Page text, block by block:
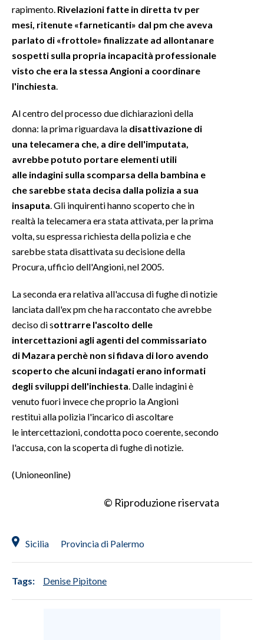
rapimento. Rivelazioni fatte in diretta tv per
mesi, ritenute «farneticanti» dal pm che aveva
parlato di «frottole» finalizzate ad allontanare
sospetti sulla propria incapacità professionale
visto che era la stessa Angioni a coordinare
l'inchiesta
Al centro del processo due dichiarazioni della
donna: la prima riguardava la disattivazione di
una telecamera che, a dire dell'imputata,
avrebbe potuto portare elementi utili
alle indagini sulla scomparsa della bambina e
che sarebbe stata decisa dalla polizia a sua
insaputa . Gli inquirenti hanno scoperto che in
realtà la telecamera era stata attivata, per la prima
volta, su espressa richiesta della polizia e che
sarebbe stata disattivata su decisione della
Procura, ufficio dell'Angioni, nel 2005.
La seconda era relativa all'accusa di fughe di notizie
lanciata dall'ex pm che ha raccontato che avrebbe
deciso di sottrarre l'ascolto delle
intercettazioni agli agenti del commissariato
di Mazara perchè non si fidava di loro avendo
scoperto che alcuni indagati erano informati
degli sviluppi dell'inchiesta . Dalle indagini è
venuto fuori invece che proprio la Angioni
restituì alla polizia l'incarico di ascoltare
le intercettazioni, condotta poco coerente, secondo
l'accusa, con la scoperta di fughe di notizie.
(Unioneonline)
© Riproduzione riservata
Sicilia Provincia di Palermo
Tags: Denise Pipitone